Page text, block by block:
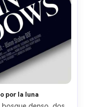
por la luna